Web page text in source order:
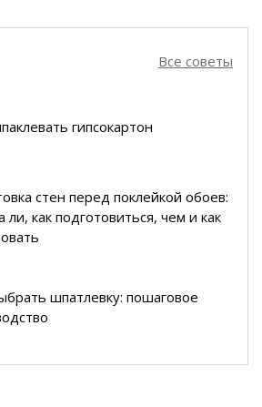
Все советы
гипсокартон
стен перед поклейкой обоев:
ли, как подготовиться, чем и как
шпатлевку: пошаговое